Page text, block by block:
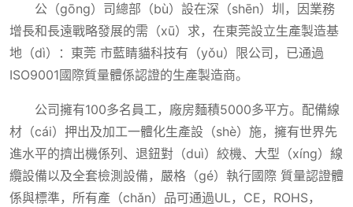
公（gōng）司總部（bù）設在深（shēn）圳，因業務
增長和長遠戰略發展的需（xū）求，在東莞設立生產製造基
地（dì）：東莞 市藍睛貓科技有（yǒu）限公司，已通過
ISO9001國際質量體係認證的生產製造商。
公司擁有100多名員工，廠房麵積5000多平方。配備線
材（cái）押出及加工一體化生產設（shè）施，擁有世界先
進水平的擠出機係列、退鈕對（duì）絞機、大型（xíng）線
纜設備以及全套檢測設備，嚴格（gé）執行國際 質量認證體
係與標準，所有產（chǎn）品可通過UL，CE，ROHS，